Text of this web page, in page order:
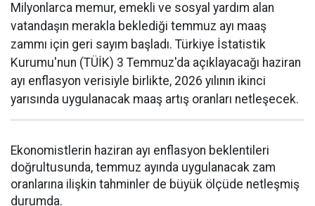
Milyonlarca memur, emekli ve sosyal yardım alan
vatandaşın merakla beklediği temmuz ayı maaş
zammı için geri sayım başladı. Türkiye İstatistik
Kurumu'nun (TÜİK) 3 Temmuz'da açıklayacağı haziran
ayı enflasyon verisiyle birlikte, 2026 yılının ikinci
yarısında uygulanacak maaş artış oranları netleşecek.
Ekonomistlerin haziran ayı enflasyon beklentileri
doğrultusunda, temmuz ayında uygulanacak zam
oranlarına ilişkin tahminler de büyük ölçüde netleşmiş
durumda.